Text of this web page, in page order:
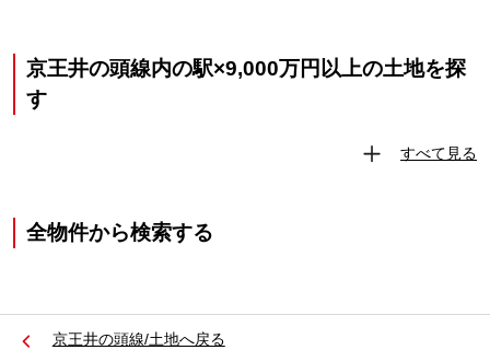
京王井の頭線内の駅×9,000万円以上の土地を探
す
すべて見る
全物件から検索する
京王井の頭線/土地へ戻る